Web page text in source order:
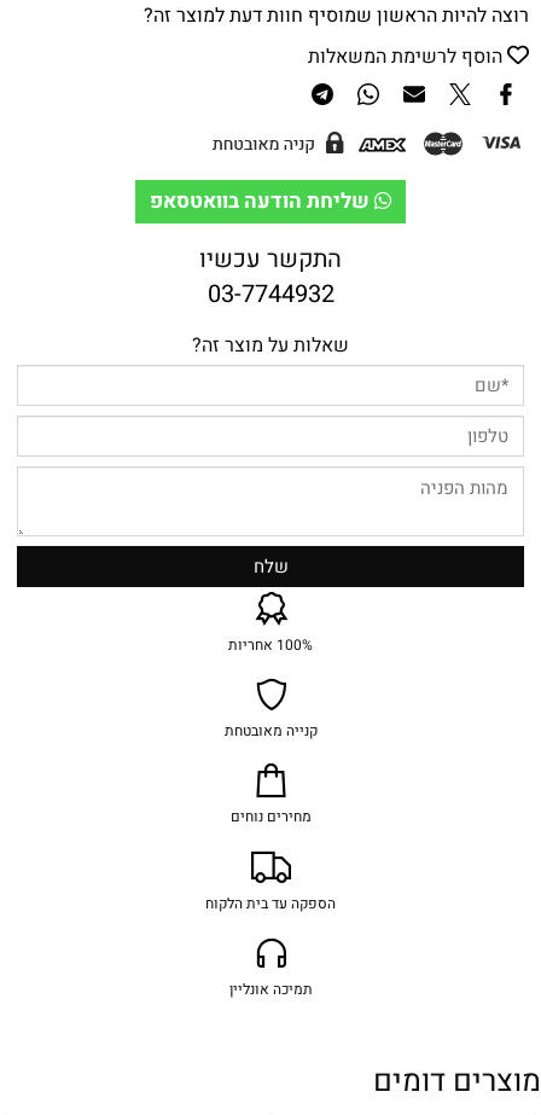
רוצה להיות הראשון שמוסיף חוות דעת למוצר זה?
הוסף לרשימת המשאלות
שליחת הודעה בוואטסאפ
התקשר עכשיו
03-7744932
שאלות על מוצר זה?
100% אחריות
קנייה מאובטחת
מחירים נוחים
הספקה עד בית הלקוח
תמיכה אונליין
מוצרים דומים